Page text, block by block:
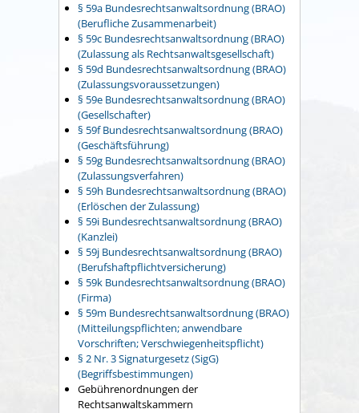
§ 59a Bundesrechtsanwaltsordnung (BRAO)
(Berufliche Zusammenarbeit)
§ 59c Bundesrechtsanwaltsordnung (BRAO)
(Zulassung als Rechtsanwaltsgesellschaft)
§ 59d Bundesrechtsanwaltsordnung (BRAO)
(Zulassungsvoraussetzungen)
§ 59e Bundesrechtsanwaltsordnung (BRAO)
(Gesellschafter)
§ 59f Bundesrechtsanwaltsordnung (BRAO)
(Geschäftsführung)
§ 59g Bundesrechtsanwaltsordnung (BRAO)
(Zulassungsverfahren)
§ 59h Bundesrechtsanwaltsordnung (BRAO)
(Erlöschen der Zulassung)
§ 59i Bundesrechtsanwaltsordnung (BRAO)
(Kanzlei)
§ 59j Bundesrechtsanwaltsordnung (BRAO)
(Berufshaftpflichtversicherung)
§ 59k Bundesrechtsanwaltsordnung (BRAO)
(Firma)
§ 59m Bundesrechtsanwaltsordnung (BRAO)
(Mitteilungspflichten; anwendbare
Vorschriften; Verschwiegenheitspflicht)
§ 2 Nr. 3 Signaturgesetz (SigG)
(Begriffsbestimmungen)
Gebührenordnungen der
Rechtsanwaltskammern